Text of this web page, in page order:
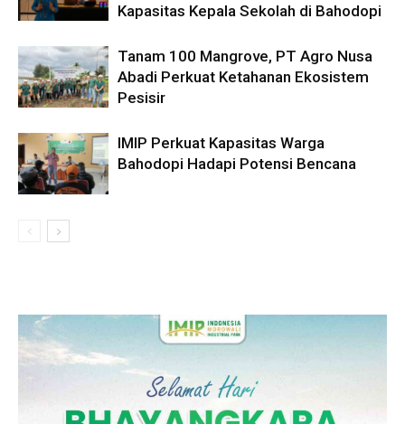
Kapasitas Kepala Sekolah di Bahodopi
Tanam 100 Mangrove, PT Agro Nusa
Abadi Perkuat Ketahanan Ekosistem
Pesisir
IMIP Perkuat Kapasitas Warga
Bahodopi Hadapi Potensi Bencana